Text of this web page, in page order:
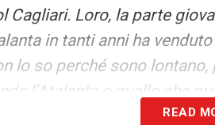
Cagliari. Loro, la parte
in tanti anni ha
lo so perché sono
l’Atalanta e quello che
READ